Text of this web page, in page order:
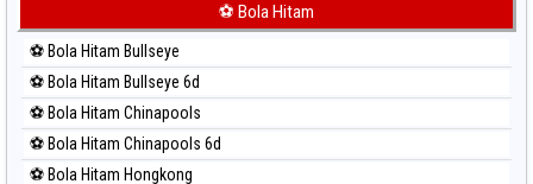
⚽ Bola Merah Kuda Lari
⚽ Bola Merah Magnum Cambodia
⚽ Bola Merah Nagoya
⚽ Bola Merah North Carolina Day
⚽ Bola Merah Pcso
⚽ Bola Hitam
⚽ Bola Hitam Bullseye
⚽ Bola Hitam Bullseye 6d
⚽ Bola Hitam Chinapools
⚽ Bola Hitam Chinapools 6d
⚽ Bola Hitam Hongkong